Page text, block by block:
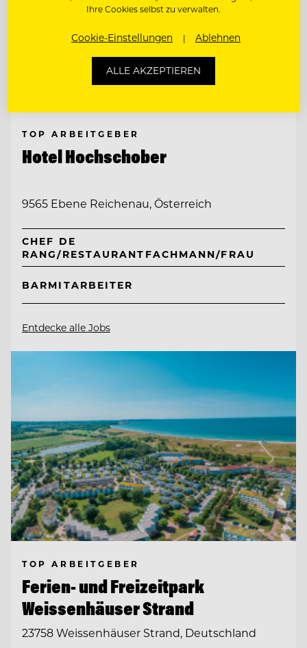
TOP ARBEITGEBER
Hotel Hochschober
9565 Ebene Reichenau, Österreich
CHEF DE
RANG/RESTAURANTFACHMANN/FRAU
BARMITARBEITER
Entdecke alle Jobs
TOP ARBEITGEBER
Ferien- und Freizeitpark
Weissenhäuser Strand
23758 Weissenhäuser Strand, Deutschland
Ihre Cookies selbst zu verwalten.
Cookie-Einstellungen Ablehnen
ALLE AKZEPTIEREN